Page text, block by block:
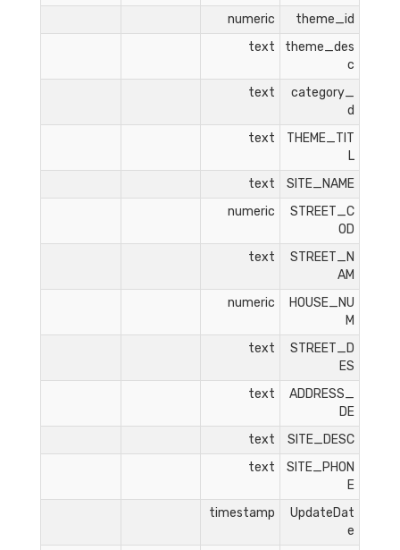
theme_id
numeric
theme_des
c
text
category_
d
text
THEME_TIT
L
text
SITE_NAME
text
STREET_C
OD
numeric
STREET_N
AM
text
HOUSE_NU
M
numeric
STREET_D
ES
text
ADDRESS_
DE
text
SITE_DESC
text
SITE_PHON
E
text
UpdateDat
e
timestamp